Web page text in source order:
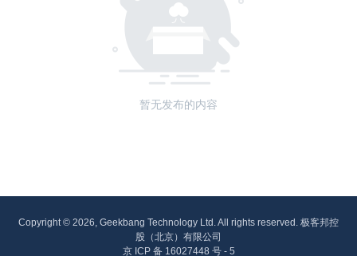
暂无发布的内容
Copyright © 2026, Geekbang Technology Ltd. All rights reserved. 极客邦控
股（北京）有限公司
京 ICP 备 16027448 号 - 5